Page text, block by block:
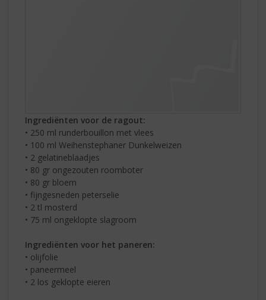
Ingrediënten voor de ragout:
• 250 ml runderbouillon met vlees
• 100 ml Weihenstephaner Dunkelweizen
• 2 gelatineblaadjes
• 80 gr ongezouten roomboter
• 80 gr bloem
• fijngesneden peterselie
• 2 tl mosterd
• 75 ml ongeklopte slagroom
Ingrediënten voor het paneren:
• olijfolie
• paneermeel
• 2 los geklopte eieren